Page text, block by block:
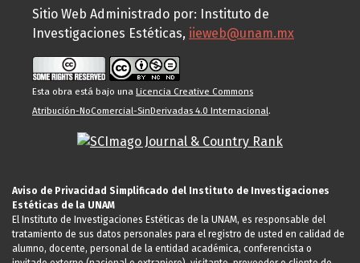
Sitio Web Administrado por: Instituto de
Investigaciones Estéticas, iieweb@unam.mx
Esta obra está bajo una Licencia Creative Commons
Atribución-NoComercial-SinDerivadas 4.0 Internacional.
Aviso de Privacidad Simplificado del Instituto de Investigaciones
Estéticas de la UNAM
El Instituto de Investigaciones Estéticas de la UNAM, es responsable del
tratamiento de sus datos personales para el registro de usted en calidad de
alumno, docente, personal de la entidad académica, conferencista o